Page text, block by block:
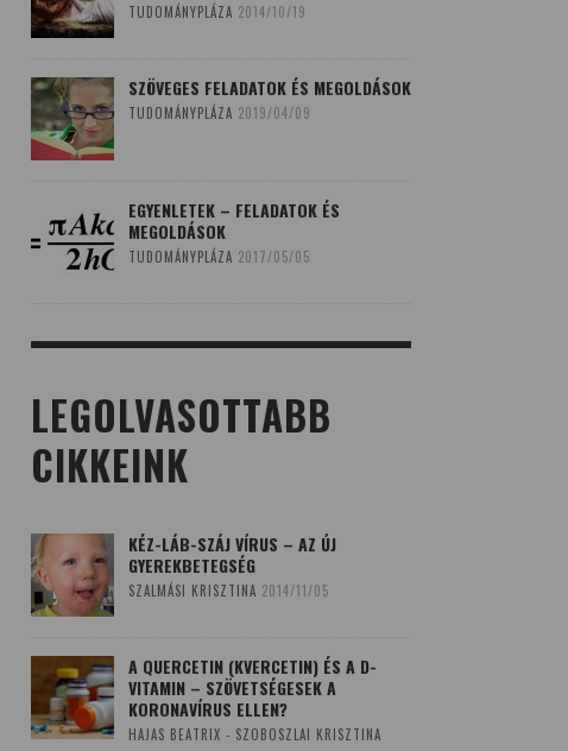
TUDOMÁNYPLÁZA 2014/10/19
SZÖVEGES FELADATOK ÉS MEGOLDÁSOK
TUDOMÁNYPLÁZA 2019/04/09
EGYENLETEK – FELADATOK ÉS
MEGOLDÁSOK
TUDOMÁNYPLÁZA 2017/05/05
LEGOLVASOTTABB
CIKKEINK
KÉZ-LÁB-SZÁJ VÍRUS – AZ ÚJ
GYEREKBETEGSÉG
SZALMÁSI KRISZTINA 2014/11/05
A QUERCETIN (KVERCETIN) ÉS A D-
VITAMIN – SZÖVETSÉGESEK A
KORONAVÍRUS ELLEN?
HAJAS BEATRIX - SZOBOSZLAI KRISZTINA